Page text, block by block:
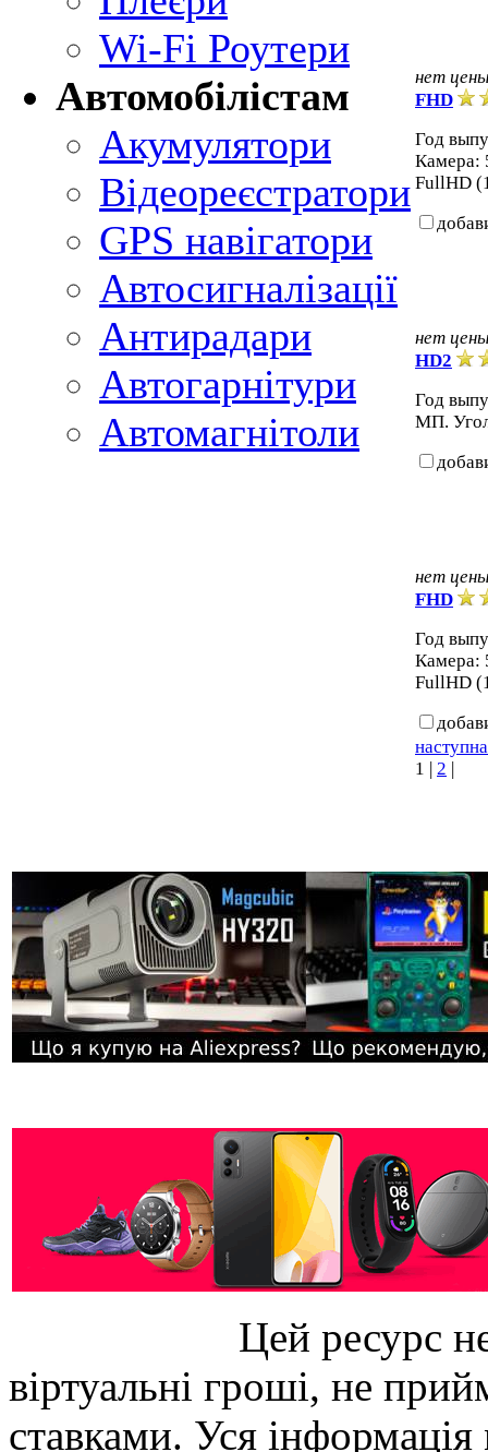
Wi-Fi Роутери
Автомобілістам
Акумулятори
Відеореєстратори
GPS навігатори
Автосигналізації
Антирадари
Автогарнітури
Автомагнітоли
нет
FHD
Год
Камера:
FullHD
нет
HD2
Год
МП. Угол
нет
FHD
Год
Камера:
FullHD
1 | 2 |
Цей ресурс
віртуальні гроші, не
ставками. Уся